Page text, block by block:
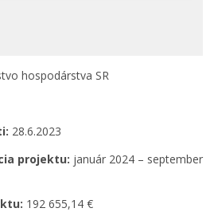
2014-2020
operačný program 2014 – 2020
zdroje
kraj – dotácie
– Slovensko 2021 – 2027
– 2027
hospodárstva SR
28.6.2023
projektu: január 2024 – september
192 655,14 €